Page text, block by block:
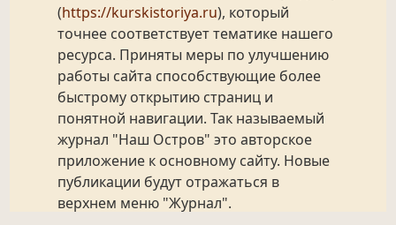
(https://kurskistoriya.ru), который
точнее соответствует тематике нашего
ресурса. Приняты меры по улучшению
работы сайта способствующие более
быстрому открытию страниц и
понятной навигации. Так называемый
журнал "Наш Остров" это авторское
приложение к основному сайту. Новые
публикации будут отражаться в
верхнем меню "Журнал".